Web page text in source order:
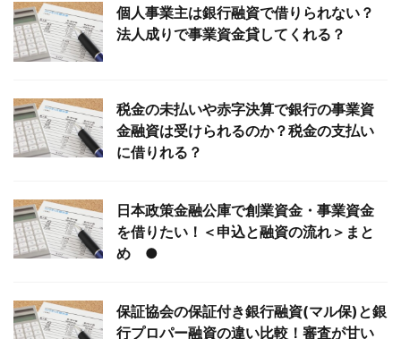
個人事業主は銀行融資で借りられない？
法人成りで事業資金貸してくれる？
税金の未払いや赤字決算で銀行の事業資
金融資は受けられるのか？税金の支払い
に借りれる？
日本政策金融公庫で創業資金・事業資金
を借りたい！＜申込と融資の流れ＞まと
め ●
保証協会の保証付き銀行融資(マル保)と銀
行プロパー融資の違い比較！審査が甘い